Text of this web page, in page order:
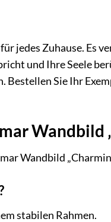
jedes Zuhause.
und Ihre Seele
Sie Ihr
Wandbild
Wandbild
stabilen Rahmen.